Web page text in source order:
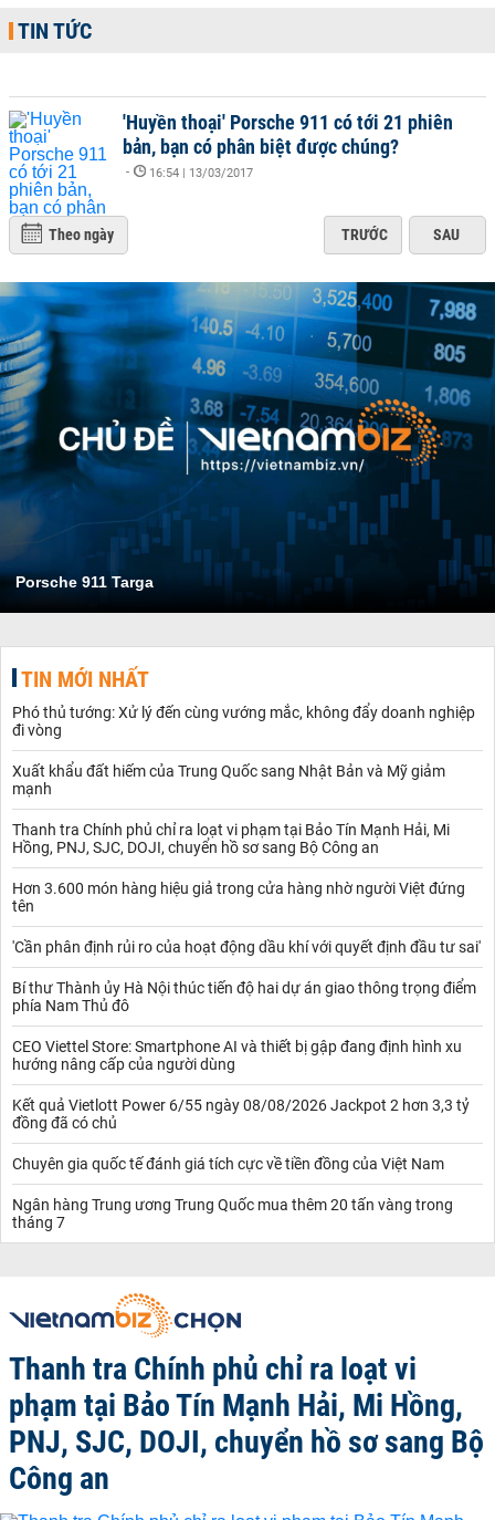
TIN TỨC
'Huyền thoại' Porsche 911 có tới 21 phiên
bản, bạn có phân biệt được chúng?
- 16:54 | 13/03/2017
Theo ngày TRƯỚC SAU
Porsche 911 Targa
TIN MỚI NHẤT
Phó thủ tướng: Xử lý đến cùng vướng mắc, không đẩy doanh nghiệp
đi vòng
Xuất khẩu đất hiếm của Trung Quốc sang Nhật Bản và Mỹ giảm
mạnh
Thanh tra Chính phủ chỉ ra loạt vi phạm tại Bảo Tín Mạnh Hải, Mi
Hồng, PNJ, SJC, DOJI, chuyển hồ sơ sang Bộ Công an
Hơn 3.600 món hàng hiệu giả trong cửa hàng nhờ người Việt đứng
tên
'Cần phân định rủi ro của hoạt động dầu khí với quyết định đầu tư sai'
Bí thư Thành ủy Hà Nội thúc tiến độ hai dự án giao thông trọng điểm
phía Nam Thủ đô
CEO Viettel Store: Smartphone AI và thiết bị gập đang định hình xu
hướng nâng cấp của người dùng
Kết quả Vietlott Power 6/55 ngày 08/08/2026 Jackpot 2 hơn 3,3 tỷ
đồng đã có chủ
Chuyên gia quốc tế đánh giá tích cực về tiền đồng của Việt Nam
Ngân hàng Trung ương Trung Quốc mua thêm 20 tấn vàng trong
tháng 7
Thanh tra Chính phủ chỉ ra loạt vi
phạm tại Bảo Tín Mạnh Hải, Mi Hồng,
PNJ, SJC, DOJI, chuyển hồ sơ sang Bộ
Công an